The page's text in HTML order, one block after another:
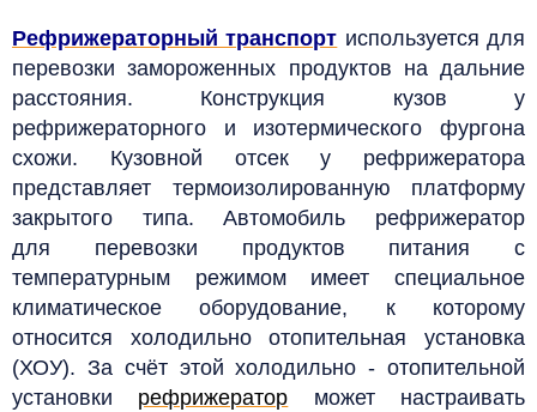
Рефрижераторный транспорт используется для
перевозки замороженных продуктов на дальние
расстояния. Конструкция кузов у
рефрижераторного и изотермического фургона
схожи. Кузовной отсек у рефрижератора
представляет термоизолированную платформу
закрытого типа. Автомобиль рефрижератор
для перевозки продуктов питания с
температурным режимомимеет специальное
климатическое оборудование, к которому
относится холодильно отопительная установка
(ХОУ). За счёт этой холодильно - отопительной
установки рефрижератор может настраивать